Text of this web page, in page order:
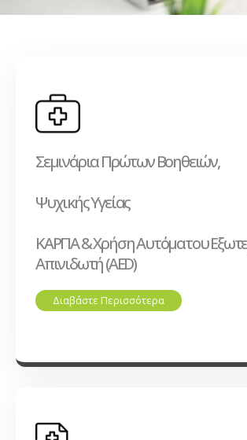
Σεμινάρια Πρώτων Βοηθειών,
Ψυχικής Υγείας
ΚΑΡΠΑ & Χρήση Αυτόματου
Απινιδωτή (AED)
Διαβάστε Περισσότερα